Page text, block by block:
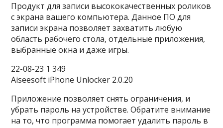
Продукт для записи высококачественных роликов
с экрана вашего компьютера. Данное ПО для
записи экрана позволяет захватить любую
область рабочего стола, отдельные приложения,
выбранные окна и даже игры.
22-08-23 1 349
Aiseesoft iPhone Unlocker 2.0.20
Приложение позволяет снять ограничения, и
убрать пароль на устройстве. Обратите внимание
на то, что программа помогает удалить пароль в